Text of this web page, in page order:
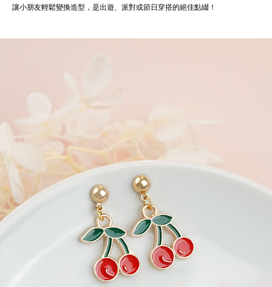
讓小朋友輕鬆變換造型，是出遊、派對或節日穿搭的絕佳點綴！